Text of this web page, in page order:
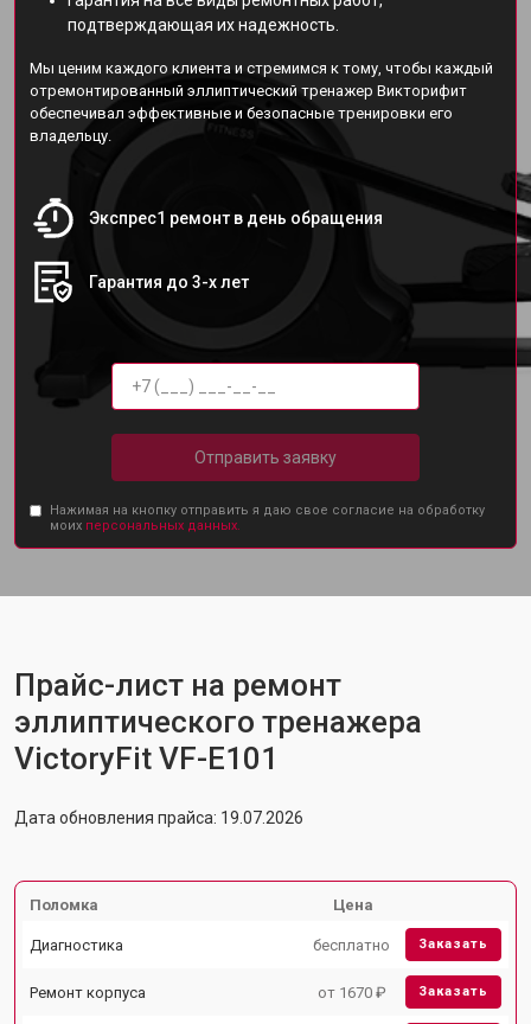
подтверждающая их надежность.
Мы ценим каждого клиента и стремимся к тому, чтобы каждый
отремонтированный эллиптический тренажер Викторифит
обеспечивал эффективные и безопасные тренировки его
владельцу.
Экспрес1 ремонт в день обращения
Гарантия до 3-х лет
Отправить заявку
Нажимая на кнопку отправить я даю свое согласие на обработку
моих персональных данных.
Прайс-лист на ремонт
эллиптического тренажера
VictoryFit VF-E101
Дата обновления прайса: 19.07.2026
Поломка Цена
Диагностика бесплатно Заказать
Ремонт корпуса от 1670 ₽ Заказать